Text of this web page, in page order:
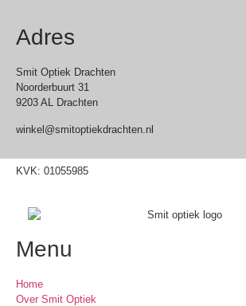
Adres
Smit Optiek Drachten
Noorderbuurt 31
9203 AL Drachten
winkel@smitoptiekdrachten.nl
KVK: 01055985
Menu
Home
Over Smit Optiek